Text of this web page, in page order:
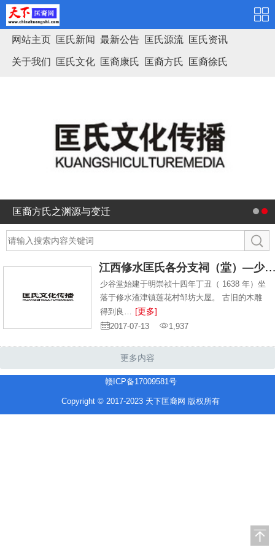
网站主页 匡氏新闻 最新公告 匡氏源流 匡氏资讯
关于我们 匡氏文化 匡裔康氏 匡裔方氏 匡裔徐氏
匡裔方氏之渊源与变迁
江西修水匡氏各分支祠（堂
少谷堂始建于明崇祯十四年丁丑（ 1638 年）坐
落于修水渣津镇莲花村邹坊大屋。 古旧的木雕
得到良…
[更多]
2017-07-13 1,937
更多内容
赣ICP备17009581号
Copyright © 2017-2023 天下匡裔网 版权所有